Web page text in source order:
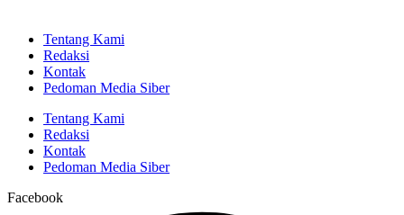
Tentang Kami
Redaksi
Kontak
Pedoman Media Siber
Tentang Kami
Redaksi
Kontak
Pedoman Media Siber
Facebook